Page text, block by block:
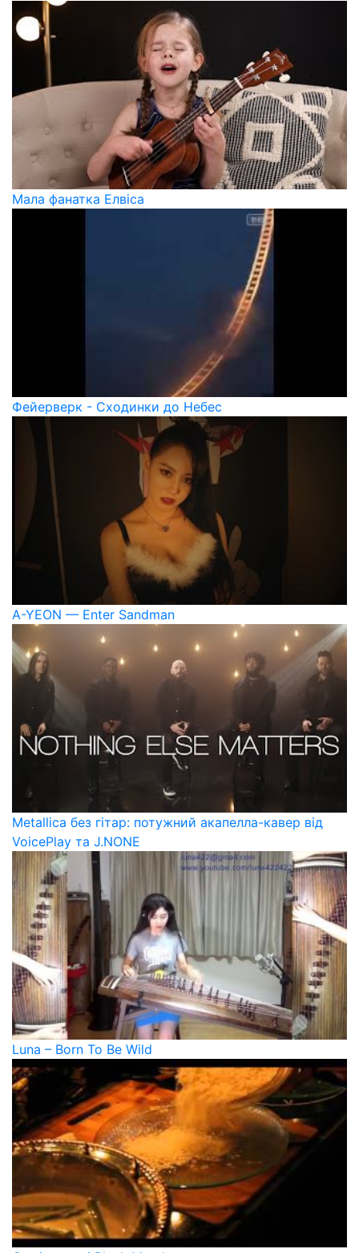
Мала фанатка Елвіса
Фейерверк - Сходинки до Небес
A-YEON — Enter Sandman
Metallica без гітар: потужний акапелла-кавер від
VoicePlay та J.NONE
Luna – Born To Be Wild